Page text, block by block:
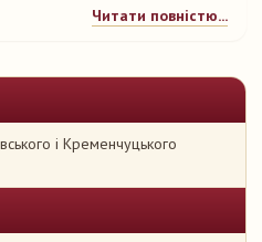
і Кременчуцького
Читати повністю...